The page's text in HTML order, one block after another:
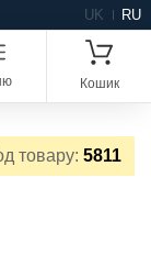
UK RU
Кошик
товару: 5811